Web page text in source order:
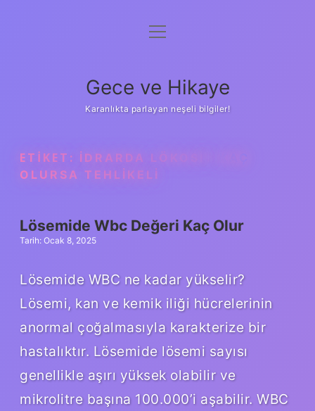
Anasayfa
Yasal Uyarı
menüyü
Gece ve Hikaye
Karanlıkta parlayan neşeli bilgiler!
ETIKET: İDRARDA LÖKOSIT KAÇ
OLURSA TEHLIKELI
Lösemide Wbc Değeri Kaç Olur
Tarih: Ocak 8, 2025
Lösemide WBC ne kadar yükselir?
Lösemi, kan ve kemik iliği hücrelerinin
anormal çoğalmasıyla karakterize bir
hastalıktır. Lösemide lösemi sayısı
genellikle aşırı yüksek olabilir ve
mikrolitre başına 100.000’i aşabilir. WBC